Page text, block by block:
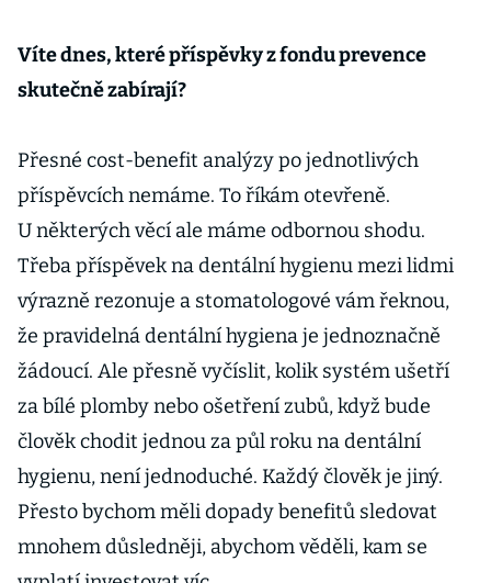
Víte dnes, které příspěvky z fondu prevence
skutečně zabírají?
Přesné cost-benefit analýzy po jednotlivých
příspěvcích nemáme. To říkám otevřeně.
U některých věcí ale máme odbornou shodu.
Třeba příspěvek na dentální hygienu mezi lidmi
výrazně rezonuje a stomatologové vám řeknou,
že pravidelná dentální hygiena je jednoznačně
žádoucí. Ale přesně vyčíslit, kolik systém ušetří
za bílé plomby nebo ošetření zubů, když bude
člověk chodit jednou za půl roku na dentální
hygienu, není jednoduché. Každý člověk je jiný.
Přesto bychom měli dopady benefitů sledovat
mnohem důsledněji, abychom věděli, kam se